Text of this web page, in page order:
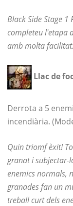
Black Side Stage
completeu l'etapa
amb molta facilitat.
Llac de
Derrota a 5
incendiària.
Quin triomf èxit!
granat i subjectar-
enemics normals,
granades fan un
treball curt dels